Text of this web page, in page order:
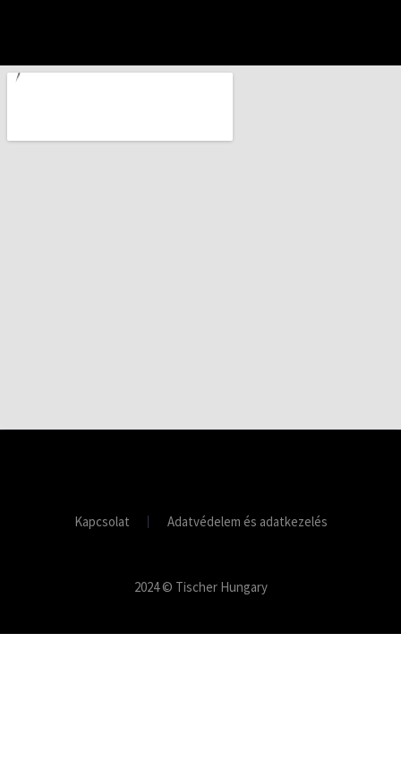
Kapcsolat Adatvédelem és adatkezelés
2024 © Tischer Hungary